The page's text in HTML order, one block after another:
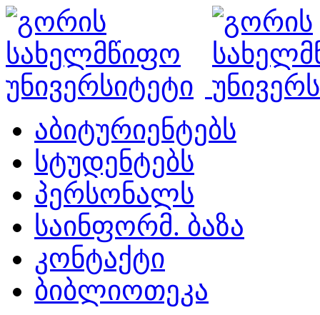
აბიტურიენტებს
სტუდენტებს
პერსონალს
საინფორმ. ბაზა
კონტაქტი
ბიბლიოთეკა